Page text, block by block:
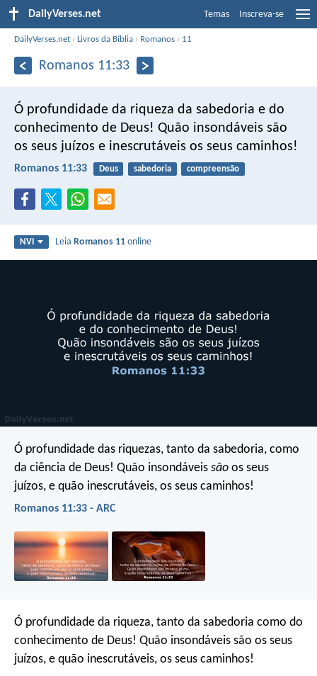
DailyVerses.net Temas Inscreva-se
DailyVerses.net ›Livros da Bíblia › Romanos › 11
Romanos 11:33
Ó profundidade da riqueza da sabedoria e do
conhecimento de Deus! Quão insondáveis são
os seus juízos e inescrutáveis os seus caminhos!
Romanos 11:33 Deus sabedoria compreensão
NVI LeiaRomanos 11 online
Ó profundidade das riquezas, tanto da sabedoria, como
da ciência de Deus! Quão insondáveis são os seus
juízos, e quão inescrutáveis, os seus caminhos!
Romanos 11:33 - ARC
Ó profundidade da riqueza, tanto da sabedoria como do
conhecimento de Deus! Quão insondáveis são os seus
juízos, e quão inescrutáveis, os seus caminhos!